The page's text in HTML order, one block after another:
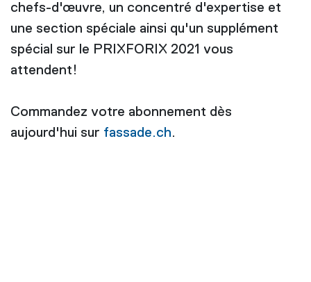
chefs-d'œuvre, un concentré d'expertise et
une section spéciale ainsi qu'un supplément
spécial sur le PRIXFORIX 2021 vous
attendent!
Commandez votre abonnement dès
aujourd'hui sur fassade.ch.